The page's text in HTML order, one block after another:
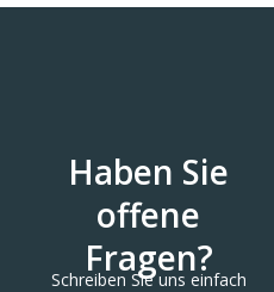
Haben Sie
offene
Fragen?
Schreiben Sie uns einfach